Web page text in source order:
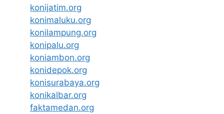
konijatim.org
konimaluku.org
konilampung.org
konipalu.org
koniambon.org
konidepok.org
konisurabaya.org
konikalbar.org
faktamedan.org